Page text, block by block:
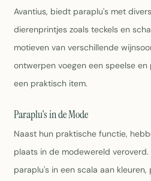
Avantius, biedt paraplu's met
dierenprintjes zoals teckels en
motieven van verschillende
ontwerpen voegen een speelse
een praktisch item.
Paraplu's in de Mode
Naast hun praktische functie,
plaats in de modewereld
paraplu's in een scala aan